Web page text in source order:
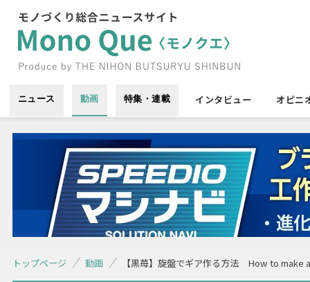
ニュース 動画 特集・連載 インタビュー オピニ
トップページ 動画 【黒苺】旋盤でギア作る方法 How to make